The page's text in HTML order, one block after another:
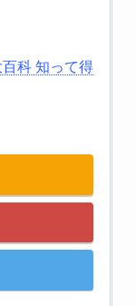
科 知って得